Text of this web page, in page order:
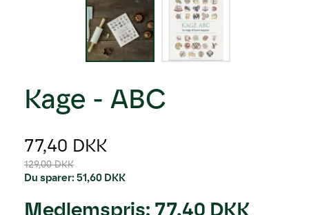
Kage - ABC
77,40 DKK
129,00 DKK
Du sparer: 51,60 DKK
Medlemspris: 77,40 DKK